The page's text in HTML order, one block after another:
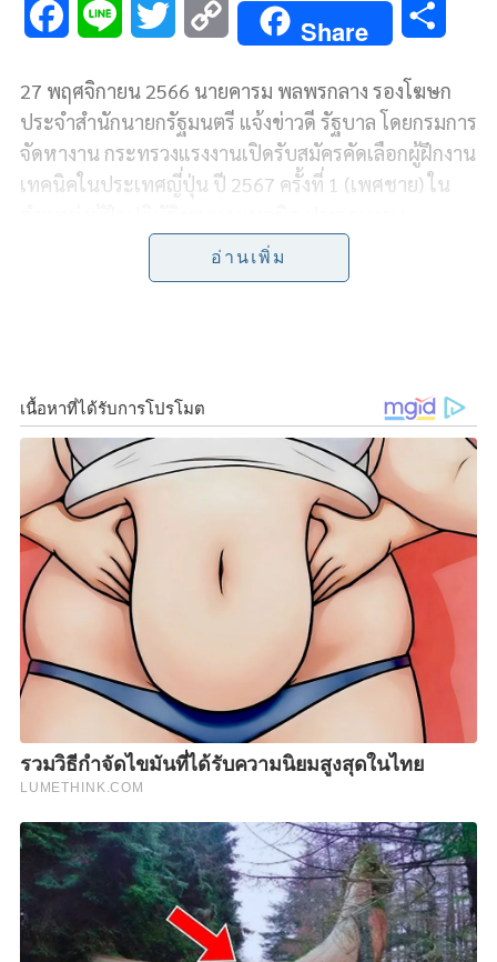
c
e
b
n
e
i
t
t
e
r
p
y
L
i
n
Share
a
r
e
27 พฤศจิกายน 2566 นายคารม พลพรกลาง รองโฆษก
ประจำสำนักนายกรัฐมนตรี แจ้งข่าวดี รัฐบาล โดยกรมการ
จัดหางาน กระทรวงแรงงานเปิดรับสมัครคัดเลือกผู้ฝึกงาน
เทคนิคในประเทศญี่ปุ่น ปี 2567 ครั้งที่ 1 (เพศชาย) ใน
อุตสาหกรรม การผลิตและก่อสร้าง
เดือนที่ 2 ถึงเดือนที่ 36 จะได้ค่าจ้างไม่น้อยกว่าอัตราค่า
จ้างขั้นต่ำที่กฎหมายญี่ปุ่น หรือประมาณ 35,000 บาทต่อ
เดือน ไม่รวมค่าทำงานล่วงเวลา เมื่อฝึกครบตามกำหนด
จะได้รับประกาศนียบัตรรับรองการฝึกงาน และเงิน
สนับสนุนการประกอบอาชีพจำนวน 600,000 เยน
“สำหรับผู้สนใจสามารถสมัครทางออนไลน์ ฟรี ไม่มีค่าใช้
จ่าย ระหว่างวันที่ 13 พฤศจิกายน – 8 ธันวาคม 2566 ที่
เว็บไซต์ doe.go.th/overseas โดยสามารถศึกษาวิธีการ
สมัคร คุณสมบัติผู้สมัครและเอกสารที่เกี่ยวข้อง ที่เมนูข่าว
ประกาศรับสมัคร หัวข้อ ประกาศคณะอนุกรรมการจัดส่งผู้
ฝึกงานเทคนิคคนไทยไปฝึกงานประเทศญี่ปุ่นฯ
ทั้งนี้ ผู้ที่ต้องการสอบถามข้อมูลเพิ่มเติม ติดต่อได้ที่
กรุงเทพมหานครพื้นที่ 1-10 หรือสายด่วนกระทรวง
แรงงาน โทร. 1506 กด 2 กรมการจัดงาน หรือสายด่วน
กรมการจัดหางาน โทร. 1694” นายคารม กล่าว
อ่านเพิ่ม